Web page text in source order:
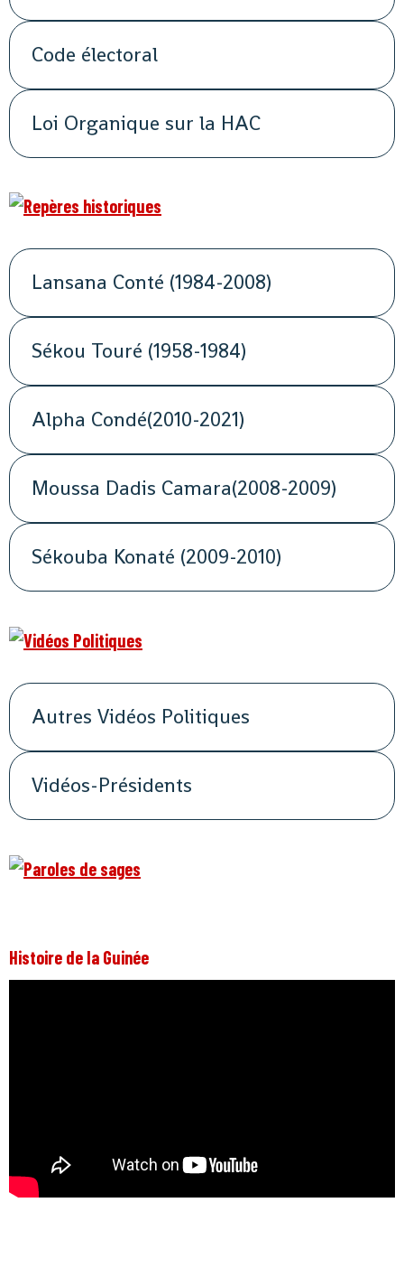
Code électoral
Loi Organique sur la HAC
Lansana Conté (1984-2008)
Sékou Touré (1958-1984)
Alpha Condé(2010-2021)
Moussa Dadis Camara(2008-2009)
Sékouba Konaté (2009-2010)
Autres Vidéos Politiques
Vidéos-Présidents
Histoire de la Guinée